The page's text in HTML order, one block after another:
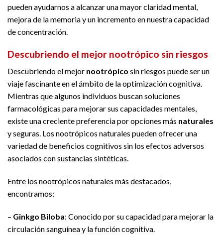
pueden ayudarnos a alcanzar una mayor claridad mental,
mejora de la memoria y un incremento en nuestra capacidad
de concentración.
Descubriendo el mejor nootrópico sin riesgos
Descubriendo el mejor nootrópico sin riesgos puede ser un
viaje fascinante en el ámbito de la optimización cognitiva.
Mientras que algunos individuos buscan soluciones
farmacológicas para mejorar sus capacidades mentales,
existe una creciente preferencia por opciones más naturales
y seguras. Los nootrópicos naturales pueden ofrecer una
variedad de beneficios cognitivos sin los efectos adversos
asociados con sustancias sintéticas.
Entre los nootrópicos naturales más destacados,
encontramos:
– Ginkgo Biloba: Conocido por su capacidad para mejorar la
circulación sanguínea y la función cognitiva.